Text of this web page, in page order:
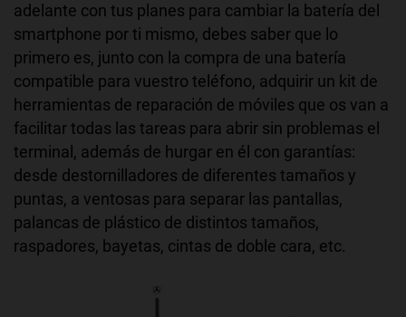
adelante con tus planes para cambiar la batería del
smartphone por ti mismo, debes saber que lo
primero es, junto con la compra de una batería
compatible para vuestro teléfono, adquirir un kit de
herramientas de reparación de móviles que os van a
facilitar todas las tareas para abrir sin problemas el
terminal, además de hurgar en él con garantías:
desde destornilladores de diferentes tamaños y
puntas, a ventosas para separar las pantallas,
palancas de plástico de distintos tamaños,
raspadores, bayetas, cintas de doble cara, etc.